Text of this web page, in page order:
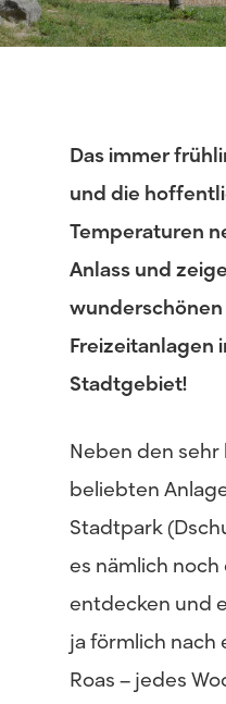
Das immer
und die
Temperaturen
Anlass und
Freizeitanlagen
Stadtgebiet!
Neben den
beliebten
Stadtpark
es nämlich
entdecken und
ja förmlich nach
Roas – jedes